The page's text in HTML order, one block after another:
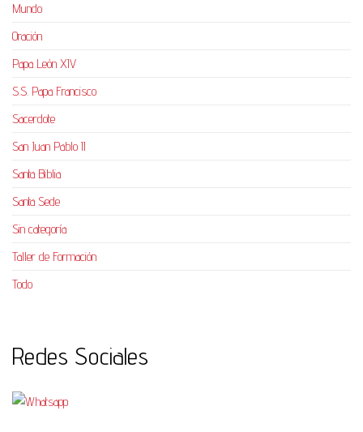
Mundo
Oración
Papa León XIV
S.S. Papa Francisco
Sacerdote
San Juan Pablo II
Santa Biblia
Santa Sede
Sin categoría
Taller de Formación
Todo
Redes Sociales